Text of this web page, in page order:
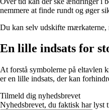
nemmere at finde rundt og øger
Du kan selv udskifte mærkaterne,
En lille indsats for
At forstå symbolerne på eltavlen
er en lille indsats, der kan
Tilmeld dig nyhedsbrevet
Nyhedsbrevet, du faktisk har lyst